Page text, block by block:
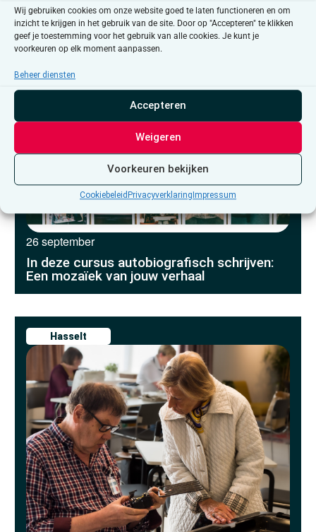
Wij gebruiken cookies om onze website goed te laten functioneren en om
inzicht te krijgen in het gebruik van de site. Door op "Accepteren" te klikken
geef je toestemming voor het gebruik van alle cookies. Je kunt je
voorkeuren op elk moment aanpassen.
Beheer diensten
Accepteren
Weigeren
Voorkeuren bekijken
Cookiebeleid Privacyverklaring Impressum
Hasselt
26 september
In deze cursus autobiografisch schrijven:
Een mozaïek van jouw verhaal
Hasselt